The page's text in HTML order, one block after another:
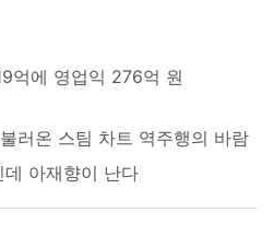
억에 영업익 276억 원
러온 스팀 차트 역주행의 바람
아재향이 난다